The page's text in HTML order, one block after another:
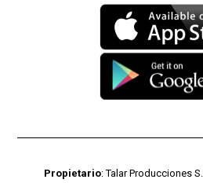
Propietario: Talar Producciones